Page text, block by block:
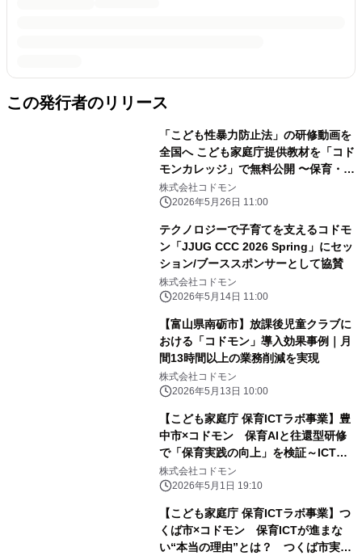
この発行者のリリース
「こども性暴力防止法」の研修動画を
全国へ こども家庭庁提供教材を「コド
モンカレッジ」で無料公開 〜保育・教
育・療育施設の従事者が研修を受けや
すい環境を整備〜
株式会社コドモン
2026年5月26日 11:00
テクノロジーで子育てを支えるコドモ
ン「JJUG CCC 2026 Spring」にセッ
ション/ブーススポンサーとして協賛
株式会社コドモン
2026年5月14日 11:00
【富山県南砺市】放課後児童クラブに
おける「コドモン」導入効果事例｜月
間13時間以上の業務削減を実現
株式会社コドモン
2026年5月13日 10:00
【こども家庭庁 保育ICTラボ事業】豊
中市×コドモン 保育AIと往還型研修
で「保育実践の向上」を検証～ICT活
用を加速するモデル事業の成果を公開
～
株式会社コドモン
2026年5月1日 19:10
【こども家庭庁 保育ICTラボ事業】つ
くば市×コドモン 保育ICTが進まな
い“本当の理由”とは？ つくば市実証